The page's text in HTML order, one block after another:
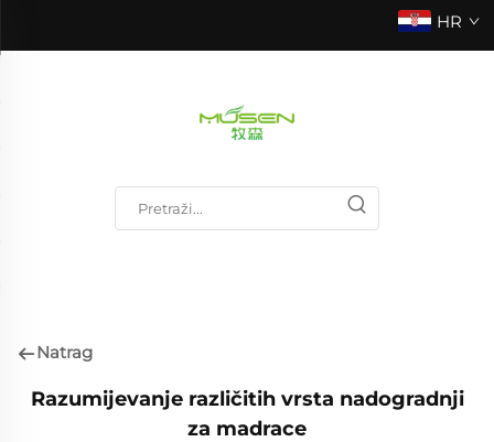
HR
Natrag
Razumijevanje različitih vrsta nadogradnji
za madrace